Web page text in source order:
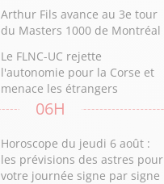
Arthur Fils avance au 3e tour
du Masters 1000 de Montréal
Le FLNC-UC rejette
l'autonomie pour la Corse et
menace les étrangers
06H
Horoscope du jeudi 6 août :
les prévisions des astres pour
votre journée signe par signe